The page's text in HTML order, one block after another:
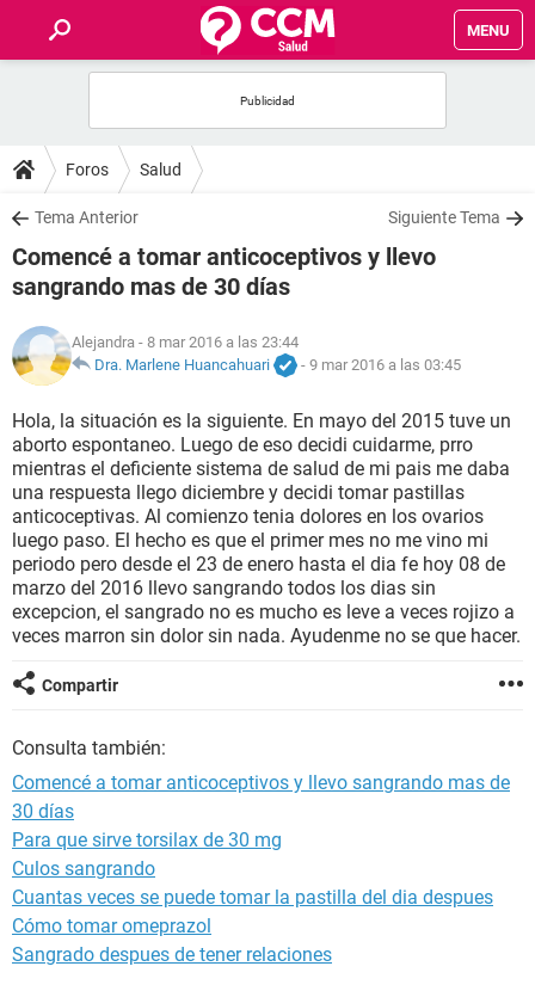
MENU
FOROS
SALUD
NUTRICIÓN
SEXUALIDAD
GLOSARIO
Foros Salud
Tema Anterior Siguiente Tema
Comencé a tomar anticoceptivos y llevo
sangrando mas de 30 días
Alejandra - 8 mar 2016 a las 23:44
Dra. Marlene Huancahuari
- 9 mar 2016 a las 03:45
Hola, la situación es la siguiente. En mayo del 2015 tuve un
aborto espontaneo. Luego de eso decidi cuidarme, prro
mientras el deficiente sistema de salud de mi pais me daba
una respuesta llego diciembre y decidi tomar pastillas
anticoceptivas. Al comienzo tenia dolores en los ovarios
luego paso. El hecho es que el primer mes no me vino mi
periodo pero desde el 23 de enero hasta el dia fe hoy 08 de
marzo del 2016 llevo sangrando todos los dias sin
excepcion, el sangrado no es mucho es leve a veces rojizo a
veces marron sin dolor sin nada. Ayudenme no se que hacer.
Compartir
Consulta también:
Comencé a tomar anticoceptivos y llevo sangrando mas de
30 días
Para que sirve torsilax de 30 mg
Culos sangrando
Cuantas veces se puede tomar la pastilla del dia despues
Cómo tomar omeprazol
Sangrado despues de tener relaciones